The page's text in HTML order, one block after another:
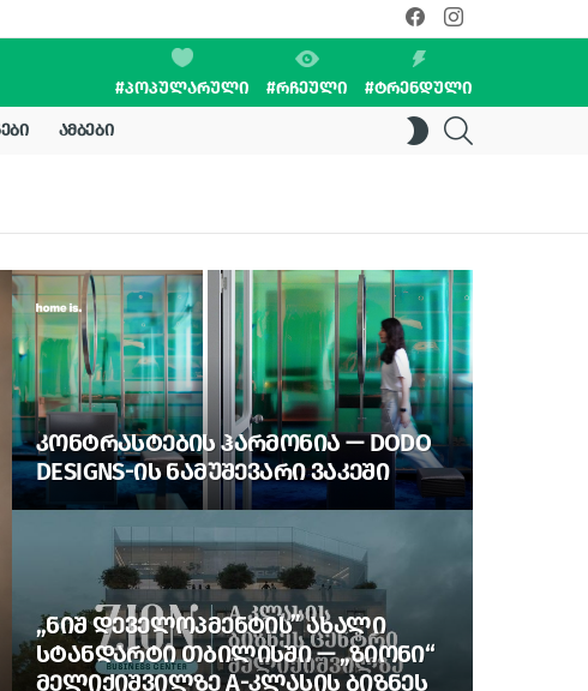
facebookinstagram
#ᲞᲝᲞᲣᲚᲐᲠᲣᲚᲘ #ᲠᲩᲔᲣᲚᲘ #ᲢᲠᲔᲜᲓᲣᲚᲘ
ᲐᲛᲑᲔᲑᲘ
SWITCH
SKIN
ᲙᲝᲜᲢᲠᲐᲡᲢᲔᲑᲘᲡ ᲰᲐᲠᲛᲝᲜᲘᲐ — DODO
DESIGNS-ᲘᲡ ᲜᲐᲛᲣᲨᲔᲕᲐᲠᲘ ᲕᲐᲙᲔᲨᲘ
„ᲜᲘᲨ ᲓᲔᲕᲔᲚᲝᲞᲛᲔᲜᲢᲘᲡ” ᲐᲮᲐᲚᲘ
ᲡᲢᲐᲜᲓᲐᲠᲢᲘ ᲗᲑᲘᲚᲘᲡᲨᲘ — „ᲖᲘᲝᲜᲘ“
ᲛᲔᲚᲘᲥᲘᲨᲕᲘᲚᲖᲔ A-ᲙᲚᲐᲡᲘᲡ ᲑᲘᲖᲜᲔᲡ